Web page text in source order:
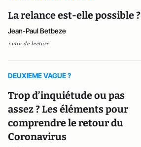
La relance est-elle possible ?
Jean-Paul Betbeze
1 min de lecture
DEUXIEME VAGUE ?
Trop d’inquiétude ou pas
assez ? Les éléments pour
comprendre le retour du
Coronavirus